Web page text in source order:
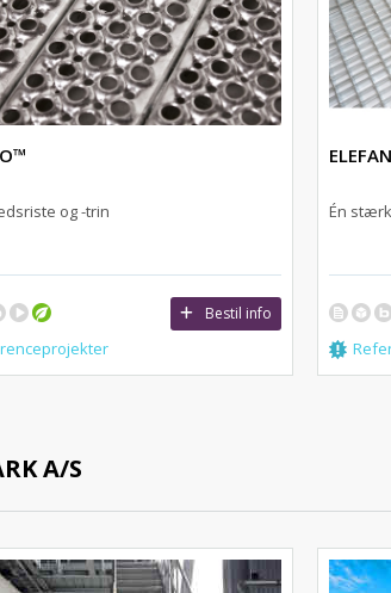
og -trin
Bestil info
Én
A/S